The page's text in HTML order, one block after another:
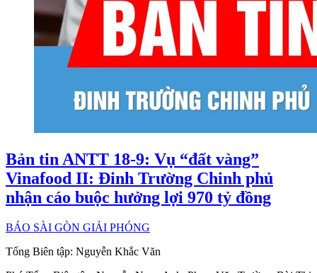
Bản tin ANTT 18-9: Vụ “đất vàng”
Vinafood II: Đinh Trường Chinh phủ
nhận cáo buộc hưởng lợi 970 tỷ đồng
BÁO SÀI GÒN GIẢI PHÓNG
Tổng Biên tập: Nguyễn Khắc Văn